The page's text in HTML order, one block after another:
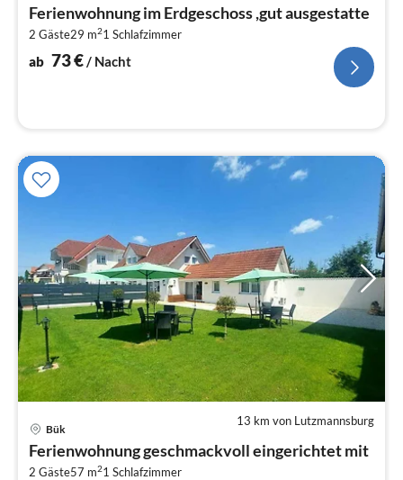
Ferienwohnung im Erdgeschoss ,gut ausgestatte
2 Gäste29 m21 Schlafzimmer
ab 73€/ Nacht
13 km von Lutzmannsburg
Bük
Ferienwohnung geschmackvoll eingerichtet mit
2 Gäste57 m21 Schlafzimmer